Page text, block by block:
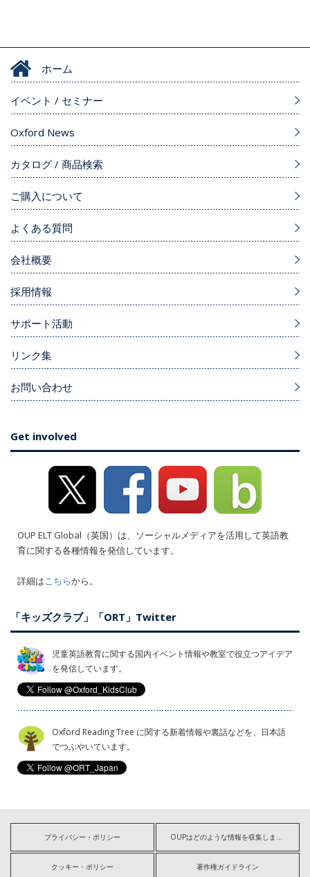
ホーム
イベント / セミナー
Oxford News
カタログ / 商品検索
ご購入について
よくある質問
会社概要
採用情報
サポート活動
リンク集
お問い合わせ
Get involved
OUP ELT Global（英国）は、ソーシャルメディアを活用して英語教
育に関する各種情報を発信しています。
詳細はこちらから。
「キッズクラブ」「ORT」Twitter
児童英語教育に関する国内イベント情報や教室で役立つアイデア
を発信しています。
Oxford Reading Tree に関する新着情報や裏話などを、日本語
でつぶやいています。
プライバシー・ポリシー OUPはどのような情報を収集しますか?
クッキー・ポリシー 著作権ガイドライン